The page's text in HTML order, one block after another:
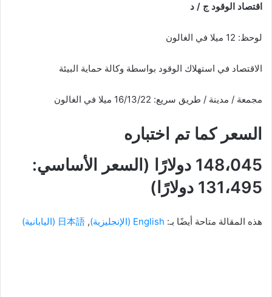
اقتصاد الوقود ج / د
لوحظ: 12 ميلا في الغالون
الاقتصاد في استهلاك الوقود بواسطة وكالة حماية البيئة
مجمعة / مدينة / طريق سريع: 16/13/22 ميلا في الغالون
السعر كما تم اختباره
148،045 دولارًا (السعر الأساسي:
131،495 دولارًا)
هذه المقالة متاحة أيضًا بـ: English
(الإنجليزية)
日本語
(اليابانية)